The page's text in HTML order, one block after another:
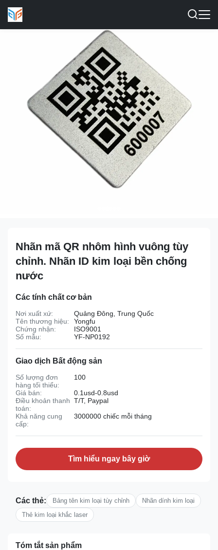
Nhãn mã QR nhôm hình vuông tùy
chỉnh. Nhãn ID kim loại bền chống
nước
Các tính chất cơ bản
Nơi xuất xứ:
Quảng Đông, Trung Quốc
Tên thương hiệu:
Yongfu
Chứng nhận:
ISO9001
Số mẫu:
YF-NP0192
Giao dịch Bất động sản
Số lượng đơn
hàng tối thiểu:
100
Giá bán:
0.1usd-0.8usd
Điều khoản thanh
toán:
T/T, Paypal
Khả năng cung
cấp:
3000000 chiếc mỗi tháng
Tìm hiểu ngay bây giờ
Các thẻ: Bảng tên kim loại tùy chỉnh
Nhãn dính kim loại
Thẻ kim loại khắc laser
Tóm tắt sản phẩm